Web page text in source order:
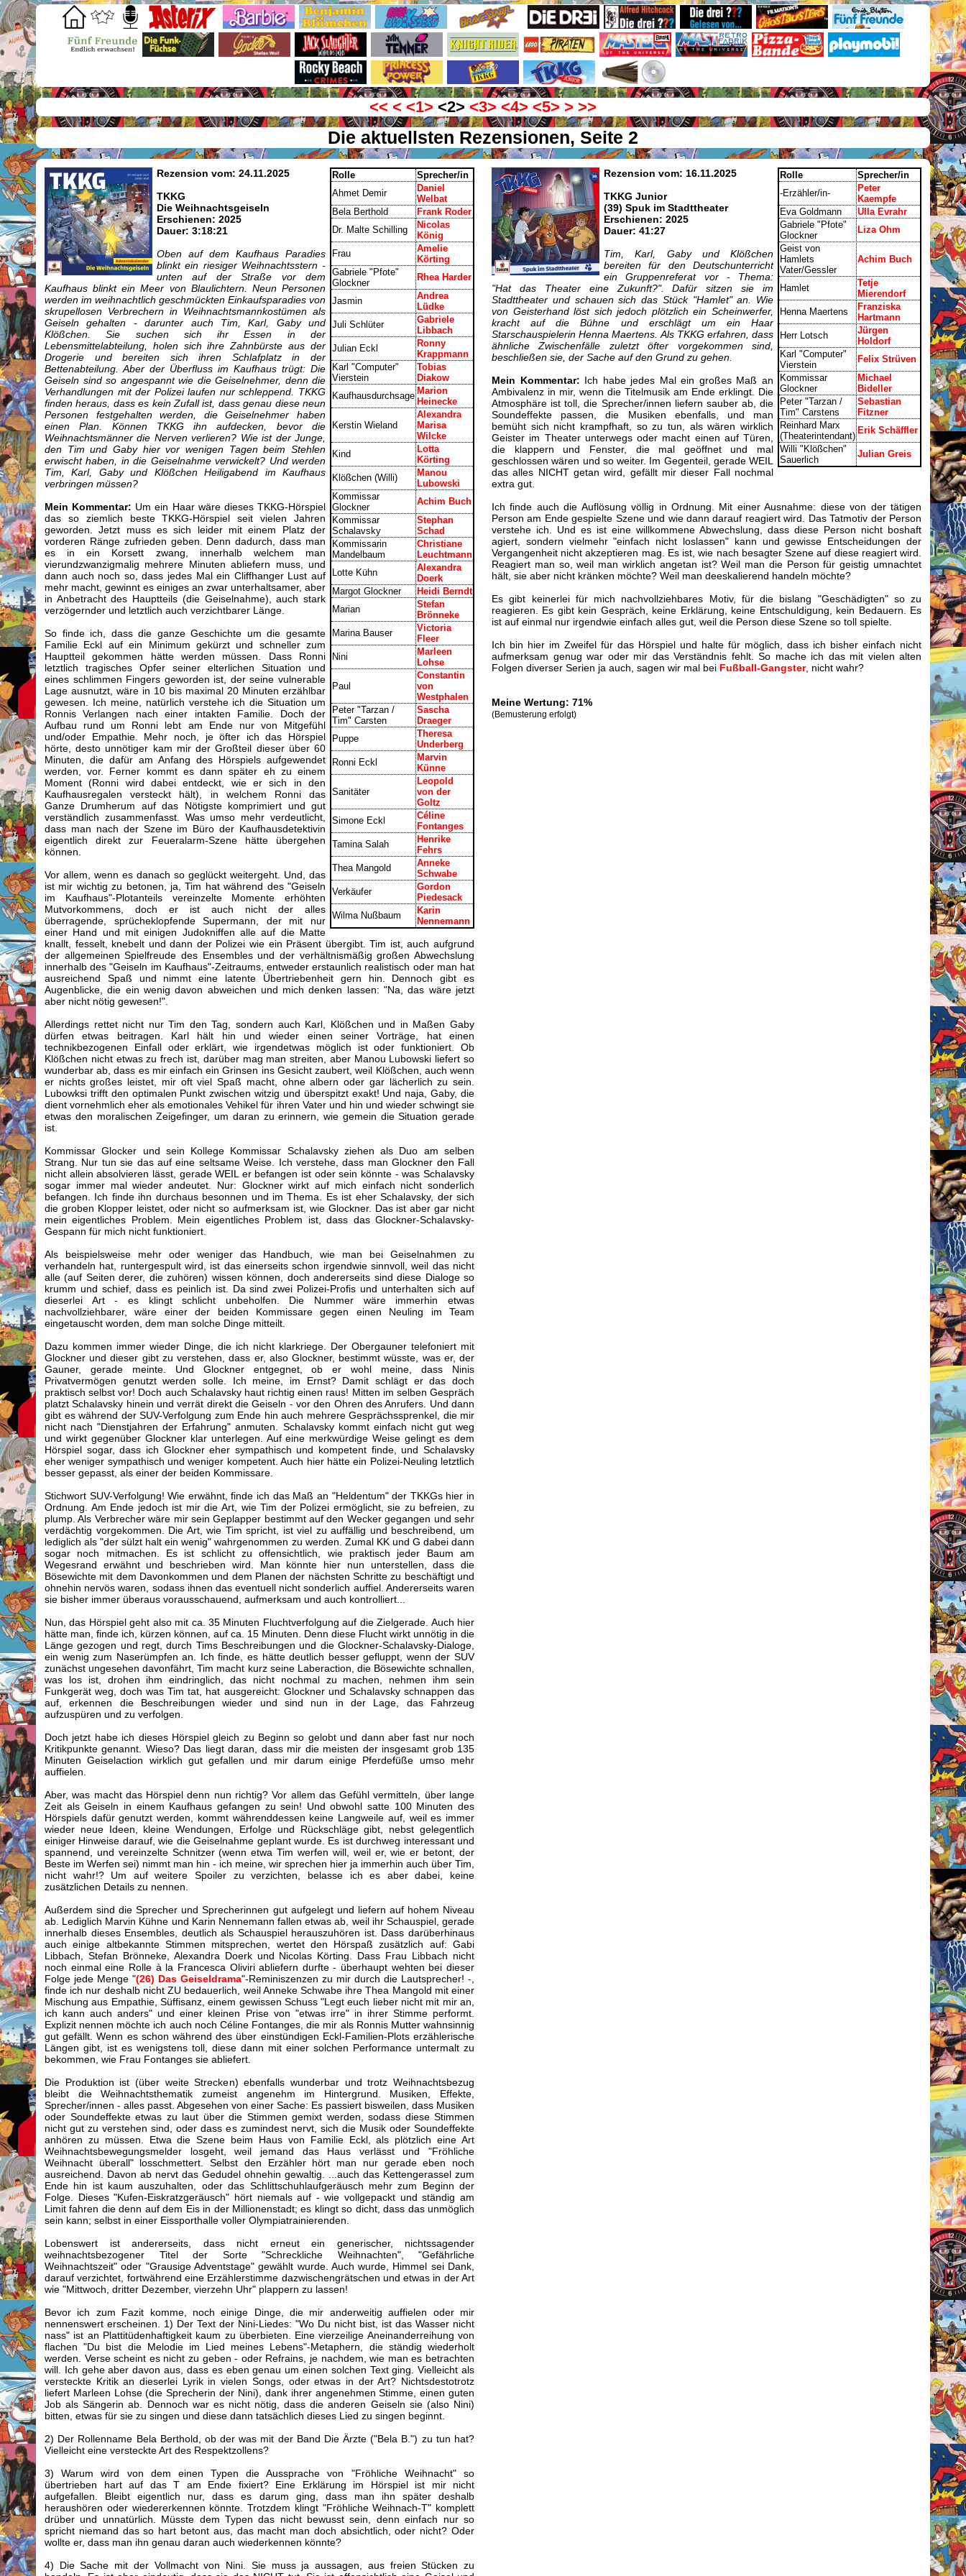
<< < <1> <2> <3> <4> <5> > >>
Die aktuellsten Rezensionen, Seite 2
Rolle
Sprecher/in
Ahmet Demir
Daniel
Welbat
Bela Berthold
Frank Roder
Dr. Malte Schilling
Nicolas
König
Frau
Amelie
Körting
Gabriele "Pfote"
Glockner
Rhea Harder
Jasmin
Andrea
Lüdke
Juli Schlüter
Gabriele
Libbach
Julian Eckl
Ronny
Krappmann
Karl "Computer"
Vierstein
Tobias
Diakow
Kaufhausdurchsage Marion
Heinecke
Kerstin Wieland
Alexandra
Marisa
Wilcke
Kind
Lotta
Körting
Klößchen (Willi)
Manou
Lubowski
Kommissar
Glockner
Achim Buch
Kommissar
Schalavsky
Stephan
Schad
Kommissarin
Mandelbaum
Christiane
Leuchtmann
Lotte Kühn
Alexandra
Doerk
Margot Glockner
Heidi Berndt
Marian
Stefan
Brönneke
Marina Bauser
Victoria
Fleer
Nini
Marleen
Lohse
Paul
Constantin
von
Westphalen
Peter "Tarzan /
Tim" Carsten
Sascha
Draeger
Puppe
Theresa
Underberg
Ronni Eckl
Marvin
Künne
Sanitäter
Leopold
von der
Goltz
Simone Eckl
Céline
Fontanges
Tamina Salah
Henrike
Fehrs
Thea Mangold
Anneke
Schwabe
Verkäufer
Gordon
Piedesack
Wilma Nußbaum
Karin
Nennemann
Rezension vom: 24.11.2025
TKKG
Die Weihnachtsgeiseln
Erschienen: 2025
Dauer: 3:18:21
Oben auf dem Kaufhaus Paradies
blinkt ein riesiger Weihnachtsstern -
unten auf der Straße vor dem
Kaufhaus blinkt ein Meer von Blaulichtern. Neun Personen
werden im weihnachtlich geschmückten Einkaufsparadies von
skrupellosen Verbrechern in Weihnachtsmannkostümen als
Geiseln gehalten - darunter auch Tim, Karl, Gaby und
Klößchen. Sie suchen sich ihr Essen in der
Lebensmittelabteilung, holen sich ihre Zahnbürste aus der
Drogerie und bereiten sich ihren Schlafplatz in der
Bettenabteilung. Aber der Überfluss im Kaufhaus trügt: Die
Geiseln sind so angespannt wie die Geiselnehmer, denn die
Verhandlungen mit der Polizei laufen nur schleppend. TKKG
finden heraus, dass es kein Zufall ist, dass genau diese neun
Personen festgehalten werden, die Geiselnehmer haben
einen Plan. Können TKKG ihn aufdecken, bevor die
Weihnachtsmänner die Nerven verlieren? Wie ist der Junge,
den Tim und Gaby hier vor wenigen Tagen beim Stehlen
erwischt haben, in die Geiselnahme verwickelt? Und werden
Tim, Karl, Gaby und Klößchen Heiligabend im Kaufhaus
verbringen müssen?
Mein Kommentar: Um ein Haar wäre dieses TKKG-Hörspiel
das so ziemlich beste TKKG-Hörspiel seit vielen Jahren
geworden. Jetzt muss es sich leider mit einem Platz der
vorderen Ränge zufrieden geben. Denn dadurch, dass man
es in ein Korsett zwang, innerhalb welchem man
vierundzwanzigmalig mehrere Minuten abliefern muss, und
dann auch noch so, dass jedes Mal ein Cliffhanger Lust auf
mehr macht, gewinnt es einiges an zwar unterhaltsamer, aber
in Anbetracht des Hauptteils (die Geiselnahme), auch stark
verzögernder und letztlich auch verzichtbarer Länge.
So finde ich, dass die ganze Geschichte um die gesamte
Familie Eckl auf ein Minimum gekürzt und schneller zum
Hauptteil gekommen hätte werden müssen. Dass Ronni
letztlich tragisches Opfer seiner elterlichen Situation und
eines schlimmen Fingers geworden ist, der seine vulnerable
Lage ausnutzt, wäre in 10 bis maximal 20 Minuten erzählbar
gewesen. Ich meine, natürlich verstehe ich die Situation um
Ronnis Verlangen nach einer intakten Familie. Doch der
Aufbau rund um Ronni lebt am Ende nur von Mitgefühl
und/oder Empathie. Mehr noch, je öfter ich das Hörspiel
hörte, desto unnötiger kam mir der Großteil dieser über 60
Minuten, die dafür am Anfang des Hörspiels aufgewendet
werden, vor. Ferner kommt es dann später eh zu einem
Moment (Ronni wird dabei entdeckt, wie er sich in den
Kaufhausregalen versteckt hält), in welchem Ronni das
Ganze Drumherum auf das Nötigste komprimiert und gut
verständlich zusammenfasst. Was umso mehr verdeutlicht,
dass man nach der Szene im Büro der Kaufhausdetektivin
eigentlich direkt zur Feueralarm-Szene hätte übergehen
können.
Vor allem, wenn es danach so geglückt weitergeht. Und, das
ist mir wichtig zu betonen, ja, Tim hat während des "Geiseln
im Kaufhaus"-Plotanteils vereinzelte Momente erhöhten
Mutvorkommens, doch er ist auch nicht der alles
überragende, sprücheklopfende Supermann, der mit nur
einer Hand und mit einigen Judokniffen alle auf die Matte
knallt, fesselt, knebelt und dann der Polizei wie ein Präsent übergibt. Tim ist, auch aufgrund
der allgemeinen Spielfreude des Ensembles und der verhältnismäßig großen Abwechslung
innerhalb des "Geiseln im Kaufhaus"-Zeitraums, entweder erstaunlich realistisch oder man hat
ausreichend Spaß und nimmt eine latente Übertriebenheit gern hin. Dennoch gibt es
Augenblicke, die ein wenig davon abweichen und mich denken lassen: "Na, das wäre jetzt
aber nicht nötig gewesen!".
Allerdings rettet nicht nur Tim den Tag, sondern auch Karl, Klößchen und in Maßen Gaby
dürfen etwas beitragen. Karl hält hin und wieder einen seiner Vorträge, hat einen
technikbezogenen Einfall oder erklärt, wie irgendetwas möglich ist oder funktioniert. Ob
Klößchen nicht etwas zu frech ist, darüber mag man streiten, aber Manou Lubowski liefert so
wunderbar ab, dass es mir einfach ein Grinsen ins Gesicht zaubert, weil Klößchen, auch wenn
er nichts großes leistet, mir oft viel Spaß macht, ohne albern oder gar lächerlich zu sein.
Lubowksi trifft den optimalen Punkt zwischen witzig und überspitzt exakt! Und naja, Gaby, die
dient vornehmlich eher als emotionales Vehikel für ihren Vater und hin und wieder schwingt sie
etwas den moralischen Zeigefinger, um daran zu erinnern, wie gemein die Situation gerade
ist.
Kommissar Glocker und sein Kollege Kommissar Schalavsky ziehen als Duo am selben
Strang. Nur tun sie das auf eine seltsame Weise. Ich verstehe, dass man Glockner den Fall
nicht allein absolvieren lässt, gerade WEIL er befangen ist oder sein könnte - was Schalavsky
sogar immer mal wieder andeutet. Nur: Glockner wirkt auf mich einfach nicht sonderlich
befangen. Ich finde ihn durchaus besonnen und im Thema. Es ist eher Schalavsky, der sich
die groben Klopper leistet, oder nicht so aufmerksam ist, wie Glockner. Das ist aber gar nicht
mein eigentliches Problem. Mein eigentliches Problem ist, dass das Glockner-Schalavsky-
Gespann für mich nicht funktioniert.
Als beispielsweise mehr oder weniger das Handbuch, wie man bei Geiselnahmen zu
verhandeln hat, runtergespult wird, ist das einerseits schon irgendwie sinnvoll, weil das nicht
alle (auf Seiten derer, die zuhören) wissen können, doch andererseits sind diese Dialoge so
krumm und schief, dass es peinlich ist. Da sind zwei Polizei-Profis und unterhalten sich auf
dieserlei Art - es klingt schlicht unbeholfen. Die Nummer wäre immerhin etwas
nachvollziehbarer, wäre einer der beiden Kommissare gegen einen Neuling im Team
eingetauscht worden, dem man solche Dinge mitteilt.
Dazu kommen immer wieder Dinge, die ich nicht klarkriege. Der Obergauner telefoniert mit
Glockner und dieser gibt zu verstehen, dass er, also Glockner, bestimmt wüsste, was er, der
Gauner, gerade meinte. Und Glockner entgegnet, ob er wohl meine, dass Ninis
Privatvermögen genutzt werden solle. Ich meine, im Ernst? Damit schlägt er das doch
praktisch selbst vor! Doch auch Schalavsky haut richtig einen raus! Mitten im selben Gespräch
platzt Schalavsky hinein und verrät direkt die Geiseln - vor den Ohren des Anrufers. Und dann
gibt es während der SUV-Verfolgung zum Ende hin auch mehrere Gesprächssprenkel, die mir
nicht nach "Dienstjahren der Erfahrung" anmuten. Schalavsky kommt einfach nicht gut weg
und wirkt gegenüber Glockner klar unterlegen. Auf eine merkwürdige Weise gelingt es dem
Hörspiel sogar, dass ich Glockner eher sympathisch und kompetent finde, und Schalavsky
eher weniger sympathisch und weniger kompetent. Auch hier hätte ein Polizei-Neuling letztlich
besser gepasst, als einer der beiden Kommissare.
Stichwort SUV-Verfolgung! Wie erwähnt, finde ich das Maß an "Heldentum" der TKKGs hier in
Ordnung. Am Ende jedoch ist mir die Art, wie Tim der Polizei ermöglicht, sie zu befreien, zu
plump. Als Verbrecher wäre mir sein Geplapper bestimmt auf den Wecker gegangen und sehr
verdächtig vorgekommen. Die Art, wie Tim spricht, ist viel zu auffällig und beschreibend, um
lediglich als "der sülzt halt ein wenig" wahrgenommen zu werden. Zumal KK und G dabei dann
sogar noch mitmachen. Es ist schlicht zu offensichtlich, wie praktisch jeder Baum am
Wegesrand erwähnt und beschrieben wird. Man könnte hier nun unterstellen, dass die
Bösewichte mit dem Davonkommen und dem Planen der nächsten Schritte zu beschäftigt und
ohnehin nervös waren, sodass ihnen das eventuell nicht sonderlich auffiel. Andererseits waren
sie bisher immer überaus vorausschauend, aufmerksam und auch kontrolliert...
Nun, das Hörspiel geht also mit ca. 35 Minuten Fluchtverfolgung auf die Zielgerade. Auch hier
hätte man, finde ich, kürzen können, auf ca. 15 Minuten. Denn diese Flucht wirkt unnötig in die
Länge gezogen und regt, durch Tims Beschreibungen und die Glockner-Schalavsky-Dialoge,
ein wenig zum Naserümpfen an. Ich finde, es hätte deutlich besser gefluppt, wenn der SUV
zunächst ungesehen davonfährt, Tim macht kurz seine Laberaction, die Bösewichte schnallen,
was los ist, drohen ihm eindringlich, das nicht nochmal zu machen, nehmen ihm sein
Funkgerät weg, doch was Tim tat, hat ausgereicht: Glockner und Schalavsky schnappen das
auf, erkennen die Beschreibungen wieder und sind nun in der Lage, das Fahrzeug
aufzuspüren und zu verfolgen.
Doch jetzt habe ich dieses Hörspiel gleich zu Beginn so gelobt und dann aber fast nur noch
Kritikpunkte genannt. Wieso? Das liegt daran, dass mir die meisten der insgesamt grob 135
Minuten Geiselaction wirklich gut gefallen und mir darum einige Pferdefüße umso mehr
auffielen.
Aber, was macht das Hörspiel denn nun richtig? Vor allem das Gefühl vermitteln, über lange
Zeit als Geiseln in einem Kaufhaus gefangen zu sein! Und obwohl satte 100 Minuten des
Hörspiels dafür genutzt werden, kommt währenddessen keine Langweile auf, weil es immer
wieder neue Ideen, kleine Wendungen, Erfolge und Rückschläge gibt, nebst gelegentlich
einiger Hinweise darauf, wie die Geiselnahme geplant wurde. Es ist durchweg interessant und
spannend, und vereinzelte Schnitzer (wenn etwa Tim werfen will, weil er, wie er betont, der
Beste im Werfen sei) nimmt man hin - ich meine, wir sprechen hier ja immerhin auch über Tim,
nicht wahr!? Um auf weitere Spoiler zu verzichten, belasse ich es aber dabei, keine
zusätzlichen Details zu nennen.
Außerdem sind die Sprecher und Sprecherinnen gut aufgelegt und liefern auf hohem Niveau
ab. Lediglich Marvin Kühne und Karin Nennemann fallen etwas ab, weil ihr Schauspiel, gerade
innerhalb dieses Ensembles, deutlich als Schauspiel herauszuhören ist. Dass darüberhinaus
auch einige altbekannte Stimmen mitsprechen, wertet den Hörspaß zusätzlich auf: Gabi
Libbach, Stefan Brönneke, Alexandra Doerk und Nicolas Körting. Dass Frau Libbach nicht
noch einmal eine Rolle à la Francesca Oliviri abliefern durfte - überhaupt wehten bei dieser
Folge jede Menge "(26) Das Geiseldrama"-Reminiszenzen zu mir durch die Lautsprecher! -,
finde ich nur deshalb nicht ZU bedauerlich, weil Anneke Schwabe ihre Thea Mangold mit einer
Mischung aus Empathie, Süffisanz, einem gewissen Schuss "Legt euch lieber nicht mit mir an,
ich kann auch anders" und einer kleinen Prise von "etwas irre" in ihrer Stimme performt.
Explizit nennen möchte ich auch noch Céline Fontanges, die mir als Ronnis Mutter wahnsinnig
gut gefällt. Wenn es schon während des über einstündigen Eckl-Familien-Plots erzählerische
Längen gibt, ist es wenigstens toll, diese dann mit einer solchen Performance untermalt zu
bekommen, wie Frau Fontanges sie abliefert.
Die Produktion ist (über weite Strecken) ebenfalls wunderbar und trotz Weihnachtsbezug
bleibt die Weihnachtsthematik zumeist angenehm im Hintergrund. Musiken, Effekte,
Sprecher/innen - alles passt. Abgesehen von einer Sache: Es passiert bisweilen, dass Musiken
oder Soundeffekte etwas zu laut über die Stimmen gemixt werden, sodass diese Stimmen
nicht gut zu verstehen sind, oder dass es zumindest nervt, sich die Musik oder Soundeffekte
anhören zu müssen. Etwa die Szene beim Haus von Familie Eckl, als plötzlich eine Art
Weihnachtsbewegungsmelder losgeht, weil jemand das Haus verlässt und "Fröhliche
Weihnacht überall" losschmettert. Selbst den Erzähler hört man nur gerade eben noch
ausreichend. Davon ab nervt das Gedudel ohnehin gewaltig. ...auch das Kettengerassel zum
Ende hin ist kaum auszuhalten, oder das Schlittschuhlaufgeräusch mehr zum Beginn der
Folge. Dieses "Kufen-Eiskratzgeräusch" hört niemals auf - wie vollgepackt und ständig am
Limit fahren die denn auf dem Eis in der Millionenstadt; es klingt so dicht, dass das unmöglich
sein kann; selbst in einer Eissporthalle voller Olympiatrainierenden.
Lobenswert ist andererseits, dass nicht erneut ein generischer, nichtssagender
weihnachtsbezogener Titel der Sorte "Schreckliche Weihnachten", "Gefährliche
Weihnachtszeit" oder "Grausige Adventstage" gewählt wurde. Auch wurde, Himmel sei Dank,
darauf verzichtet, fortwährend eine Erzählerstimme dazwischengrätschen und etwas in der Art
wie "Mittwoch, dritter Dezember, vierzehn Uhr" plappern zu lassen!
Bevor ich zum Fazit komme, noch einige Dinge, die mir anderweitig auffielen oder mir
nennenswert erscheinen. 1) Der Text der Nini-Liedes: "Wo Du nicht bist, ist das Wasser nicht
nass" ist an Plattitüdenhaftigkeit kaum zu überbieten. Eine vierzeilige Aneinanderreihung von
flachen "Du bist die Melodie im Lied meines Lebens"-Metaphern, die ständig wiederholt
werden. Verse scheint es nicht zu geben - oder Refrains, je nachdem, wie man es betrachten
will. Ich gehe aber davon aus, dass es eben genau um einen solchen Text ging. Vielleicht als
versteckte Kritik an dieserlei Lyrik in vielen Songs, oder etwas in der Art? Nichtsdestotrotz
liefert Marleen Lohse (die Sprecherin der Nini), dank ihrer angenehmen Stimme, einen guten
Job als Sängerin ab. Dennoch war es nicht nötig, dass die anderen Geiseln sie (also Nini)
bitten, etwas für sie zu singen und diese dann tatsächlich dieses Lied zu singen beginnt.
2) Der Rollenname Bela Berthold, ob der was mit der Band Die Ärzte ("Bela B.") zu tun hat?
Vielleicht eine versteckte Art des Respektzollens?
3) Warum wird von dem einen Typen die Aussprache von "Fröhliche Weihnacht" so
übertrieben hart auf das T am Ende fixiert? Eine Erklärung im Hörspiel ist mir nicht
aufgefallen. Bleibt eigentlich nur, dass es darum ging, dass man ihn später deshalb
heraushören oder wiedererkennen könnte. Trotzdem klingt "Fröhliche Weihnach-T" komplett
drüber und unnatürlich. Müsste dem Typen das nicht bewusst sein, denn einfach nur so
spricht niemand das so hart betont aus, das macht man doch absichtlich, oder nicht? Oder
wollte er, dass man ihn genau daran auch wiederkennen könnte?
4) Die Sache mit der Vollmacht von Nini. Sie muss ja aussagen, aus freien Stücken zu
Rolle
Sprecher/in
-Erzähler/in-
Peter
Kaempfe
Eva Goldmann
Ulla Evrahr
Gabriele "Pfote"
Glockner
Liza Ohm
Geist von
Hamlets
Vater/Gessler
Achim Buch
Hamlet
Tetje
Mierendorf
Henna Maertens
Franziska
Hartmann
Herr Lotsch
Jürgen
Holdorf
Karl "Computer"
Vierstein
Felix Strüven
Kommissar
Glockner
Michael
Bideller
Peter "Tarzan /
Tim" Carstens
Sebastian
Fitzner
Reinhard Marx
(Theaterintendant)
Erik Schäffler
Willi "Klößchen"
Sauerlich
Julian Greis
Rezension vom: 16.11.2025
TKKG Junior
(39) Spuk im Stadttheater
Erschienen: 2025
Dauer: 41:27
Tim, Karl, Gaby und Klößchen
bereiten für den Deutschunterricht
ein Gruppenreferat vor - Thema:
"Hat das Theater eine Zukunft?". Dafür sitzen sie im
Stadttheater und schauen sich das Stück "Hamlet" an. Wie
von Geisterhand löst sich jedoch plötzlich ein Scheinwerfer,
kracht auf die Bühne und erschlägt um ein Haar
Starschauspielerin Henna Maertens. Als TKKG erfahren, dass
ähnliche Zwischenfälle zuletzt öfter vorgekommen sind,
beschließen sie, der Sache auf den Grund zu gehen.
Mein Kommentar: Ich habe jedes Mal ein großes Maß an
Ambivalenz in mir, wenn die Titelmusik am Ende erklingt. Die
Atmosphäre ist toll, die Sprecher/innen liefern sauber ab, die
Soundeffekte passen, die Musiken ebenfalls, und man
bemüht sich nicht krampfhaft, so zu tun, als wären wirklich
Geister im Theater unterwegs oder macht einen auf Türen,
die klappern und Fenster, die mal geöffnet und mal
geschlossen wären und so weiter. Im Gegenteil, gerade WEIL
das alles NICHT getan wird, gefällt mir dieser Fall nochmal
extra gut.
Ich finde auch die Auflösung völlig in Ordnung. Mit einer Ausnahme: diese von der tätigen
Person am Ende gespielte Szene und wie dann darauf reagiert wird. Das Tatmotiv der Person
verstehe ich. Und es ist eine willkommene Abwechslung, dass diese Person nicht boshaft
agiert, sondern vielmehr "einfach nicht loslassen" kann und gewisse Entscheidungen der
Vergangenheit nicht akzeptieren mag. Es ist, wie nach besagter Szene auf diese reagiert wird.
Reagiert man so, weil man wirklich angetan ist? Weil man die Person für geistig umnachtet
hält, sie aber nicht kränken möchte? Weil man deeskalierend handeln möchte?
Es gibt keinerlei für mich nachvollziehbares Motiv, für die bislang "Geschädigten" so zu
reagieren. Es gibt kein Gespräch, keine Erklärung, keine Entschuldigung, kein Bedauern. Es
ist auf einmal nur irgendwie einfach alles gut, weil die Person diese Szene so toll spielte.
Ich bin hier im Zweifel für das Hörspiel und halte für möglich, dass ich bisher einfach nicht
aufmerksam genug war oder mir das Verständnis fehlt. So mache ich das mit vielen alten
Folgen diverser Serien ja auch, sagen wir mal bei Fußball-Gangster, nicht wahr?
Meine Wertung: 71%
(Bemusterung erfolgt)